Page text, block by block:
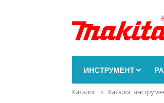
ИНСТРУМЕНТ
Каталог Каталог